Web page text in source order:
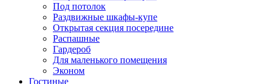
Под потолок
Раздвижные шкафы-купе
Открытая секция посередине
Распашные
Гардероб
Для маленького помещения
Эконом
Гостиные